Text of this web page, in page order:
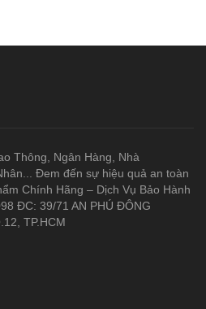
Thông, Ngân Hàng, Nhà
Đem đến sự hiệu quả an toàn
Chính Hãng – Dịch Vụ Bảo Hành
ĐC: 39/71 AN PHÚ ĐÔNG
TP.HCM